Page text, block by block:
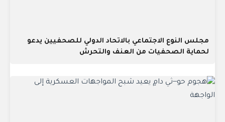
مجلس النوع الاجتماعي بالاتحاد الدولي للصحفيين يدعو
لحماية الصحفيات من العنف والتحرش